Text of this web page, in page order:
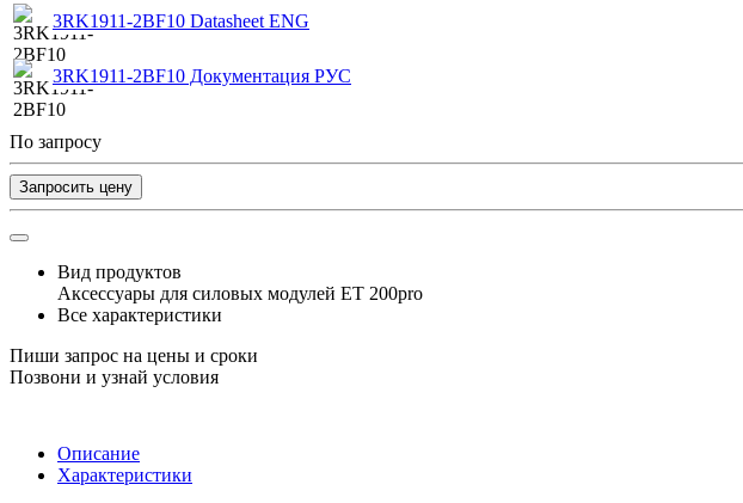
3RK1911-2BF10 Datasheet ENG
3RK1911-2BF10 Документация РУС
По запросу
Запросить цену
Вид продуктов
Аксессуары для силовых модулей ET 200pro
Все характеристики
Пиши запрос на цены и сроки
Позвони и узнай условия
Описание
Характеристики